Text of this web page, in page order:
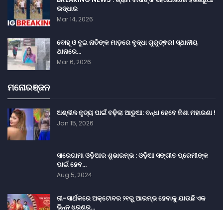
ଉଦ୍ଧାର
Mar 14, 2026
ବୋହୂ ଓ ଦୁଇ ନାତିଙ୍କ ମାଡ଼ରେ ବୃଦ୍ଧା ଗୁରୁତ୍ଵର। ସ୍ଥାନୀୟ
ଥାନାରେ…
Mar 6, 2026
ମନୋରଞ୍ଜନ
ଅଶ୍ଳୀଳ ନୃତ୍ୟ ପାଇଁ ବଢ଼ିଲା ଆଡୁଆ: ବନ୍ଧା ହେବେ ନିଶା ମହାରଣା !
Jan 15, 2026
ସାରେଗାମା ଓଡ଼ିଆର ଶୁଭାରମ୍ଭ : ଓଡ଼ିଆ ସଙ୍ଗୀତ ପ୍ରେମୀଙ୍କ
ପାଇଁ ହେବ…
Aug 5, 2024
ଜୀ-ସାର୍ଥକରେ ଅକ୍ଟୋବର ୨୧ରୁ ଆରମ୍ଭ ହେବାକୁ ଯାଉଛି ଏକ
ଭିନ୍ନ ଧରଣର…